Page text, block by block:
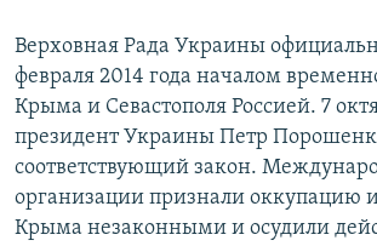
Верховная Рада Украины
февраля 2014 года началом
Крыма и Севастополя Россией. 7
президент Украины Петр
соответствующий закон.
организации признали оккупацию
Крыма незаконными и осудили